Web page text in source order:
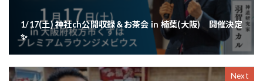
1/17(土) 神社ch公開収録＆お茶会 in 楠葉(大阪) 開催決定
✨
Next